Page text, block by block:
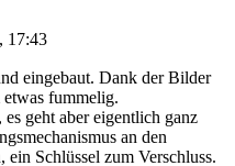
17:43
eingebaut. Dank der Bilder
etwas fummelig.
geht aber eigentlich ganz
an den
Schlüssel zum Verschluss.